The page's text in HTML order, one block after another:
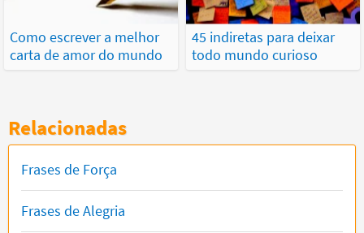
Como escrever a melhor
carta de amor do mundo
45 indiretas para deixar
todo mundo curioso
Relacionadas
Frases de Força
Frases de Alegria